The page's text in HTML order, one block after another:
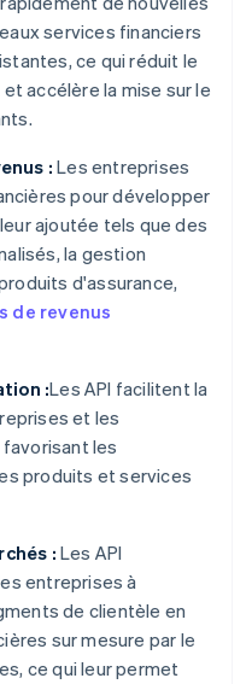
services financiers
ce qui réduit le
accélère la mise sur le
: Les entreprises
pour développer
ajoutée tels que des
la gestion
d'assurance,
de revenus
:Les API facilitent la
et les
les
produits et services
: Les API
entreprises à
de clientèle en
sur mesure par le
ce qui leur permet